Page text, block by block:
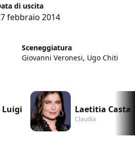
di uscita
febbraio 2014
Sceneggiatura
Giovanni Veronesi, Ugo Chiti
Luigi Laetitia Casta
Claudia